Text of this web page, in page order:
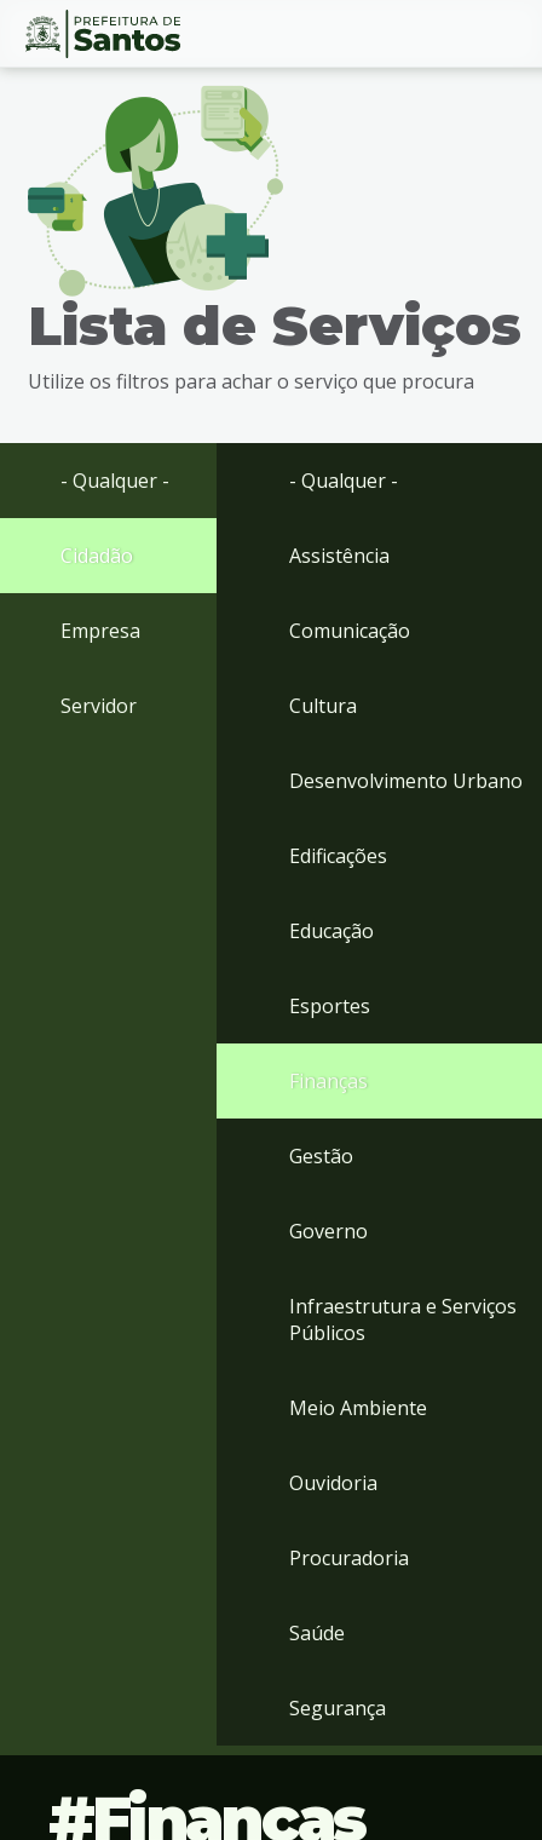
Ir
busca
Ir
rodapé
Conteúdo
Lista de Serviços
Utilize os filtros para achar o serviço que procura
- Qualquer -
Cidadão
Empresa
Servidor
- Qualquer -
Assistência
Comunicação
Cultura
Desenvolvimento Urbano
Edificações
Educação
Esportes
Finanças
Gestão
Governo
Infraestrutura e Serviços
Públicos
Meio Ambiente
Ouvidoria
Procuradoria
Saúde
Segurança
Finanças